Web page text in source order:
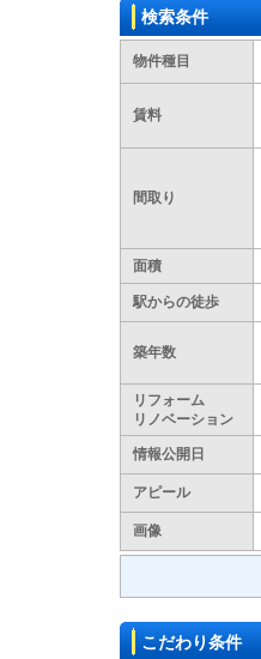
検索条件
物件種目
賃料
間取り
面積
駅からの徒歩
築年数
リフォーム
リノベーション
情報公開日
アピール
画像
こだわり条件